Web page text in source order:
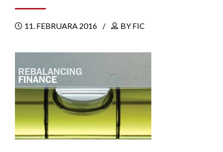
11. FEBRUARA 2016 BY FIC